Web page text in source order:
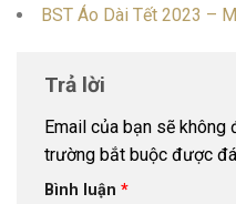
BST Áo Dài Tết 2023 –
Trả lời
Email của bạn sẽ không
trường bắt buộc được
Bình luận *